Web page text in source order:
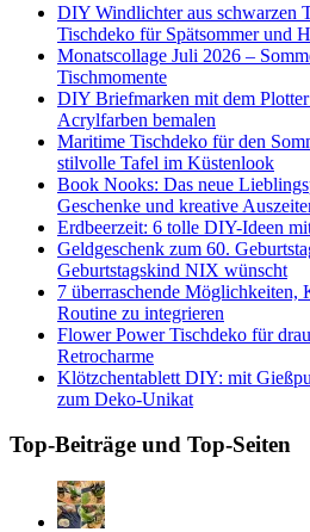
DIY Windlichter aus schwarzen
Tischdeko für Spätsommer und
Monatscollage Juli 2026 –
Tischmomente
DIY Briefmarken mit dem
Acrylfarben bemalen
Maritime Tischdeko für den
stilvolle Tafel im Küstenlook
Book Nooks: Das neue
Geschenke und kreative
Erdbeerzeit: 6 tolle DIY-Ideen
Geldgeschenk zum 60.
Geburtstagskind NIX wünscht
7 überraschende Möglichkeiten,
Routine zu integrieren
Flower Power Tischdeko für
Retrocharme
Klötzchentablett DIY: mit
zum Deko-Unikat
Top-Beiträge und Top-Seiten